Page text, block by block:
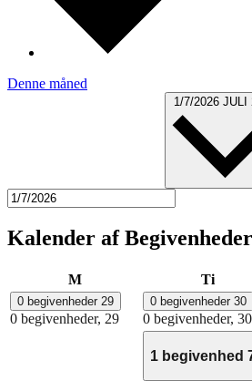
Denne måned
1/7/2026 JULI
Kalender af Begivenheder
Mmandag Titirsdag
0 begivenheder 29
0 begivenheder, 29
0 begivenheder 30
0 begivenheder, 30
1 begivenhed